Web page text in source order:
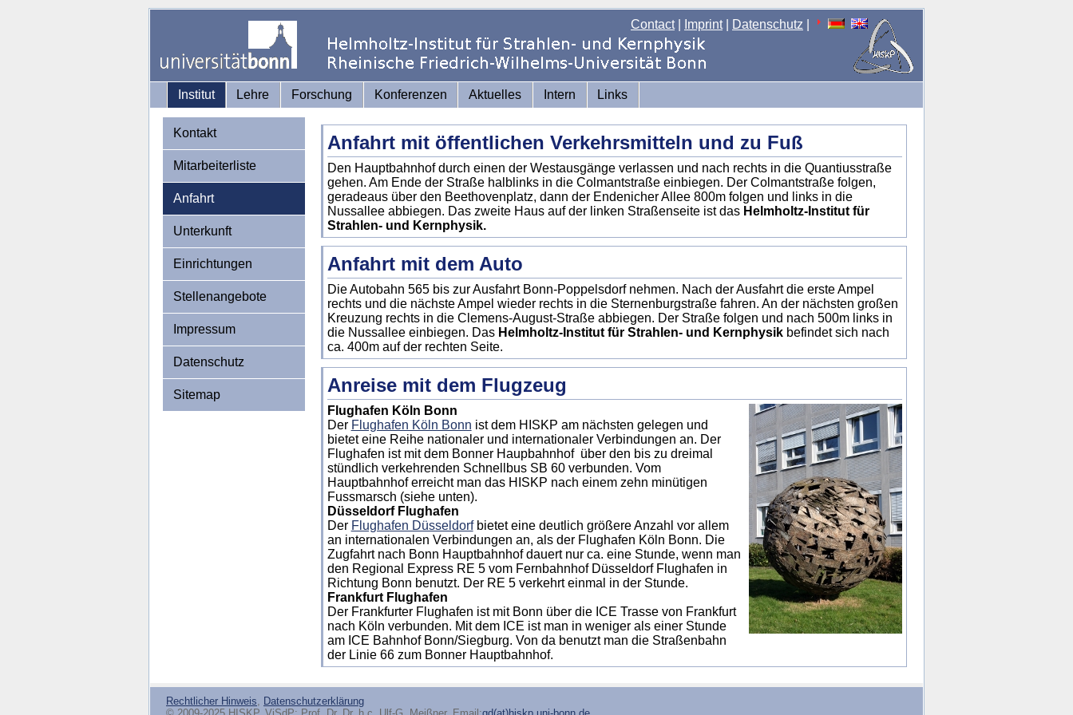
Contact| Imprint| Datenschutz
Institut Lehre Forschung Konferenzen Aktuelles Intern Links
Kontakt
Mitarbeiterliste
Anfahrt
Unterkunft
Einrichtungen
Stellenangebote
Impressum
Datenschutz
Sitemap
Anfahrt mit öffentlichen Verkehrsmitteln und zu Fuß
Den Hauptbahnhof durch einen der Westausgänge verlassen und nach rechts in die Quantiusstraße
gehen. Am Ende der Straße halblinks in die Colmantstraße einbiegen. Der Colmantstraße folgen,
geradeaus über den Beethovenplatz, dann der Endenicher Allee 800m folgen und links in die
Nussallee abbiegen. Das zweite Haus auf der linken Straßenseite ist das Helmholtz-Institut für
Strahlen- und Kernphysik.
Anfahrt mit dem Auto
Die Autobahn 565 bis zur Ausfahrt Bonn-Poppelsdorf nehmen. Nach der Ausfahrt die erste Ampel
rechts und die nächste Ampel wieder rechts in die Sternenburgstraße fahren. An der nächsten großen
Kreuzung rechts in die Clemens-August-Straße abbiegen. Der Straße folgen und nach 500m links in
die Nussallee einbiegen. Das Helmholtz-Institut für Strahlen- und Kernphysikbefindet sich nach
ca. 400m auf der rechten Seite.
Anreise mit dem Flugzeug
Flughafen Köln Bonn
Der Flughafen Köln Bonn ist dem HISKP am nächsten gelegen und
bietet eine Reihe nationaler und internationaler Verbindungen an. Der
Flughafen ist mit dem Bonner Haupbahnhof über den bis zu dreimal
stündlich verkehrenden Schnellbus SB 60 verbunden. Vom
Hauptbahnhof erreicht man das HISKP nach einem zehn minütigen
Fussmarsch (siehe unten).
Düsseldorf Flughafen
Der Flughafen Düsseldorfbietet eine deutlich größere Anzahl vor allem
an internationalen Verbindungen an, als der Flughafen Köln Bonn. Die
Zugfahrt nach Bonn Hauptbahnhof dauert nur ca. eine Stunde, wenn man
den Regional Express RE 5 vom Fernbahnhof Düsseldorf Flughafen in
Richtung Bonn benutzt. Der RE 5 verkehrt einmal in der Stunde.
Frankfurt Flughafen
Der Frankfurter Flughafen ist mit Bonn über die ICE Trasse von Frankfurt
nach Köln verbunden. Mit dem ICE ist man in weniger als einer Stunde
am ICE Bahnhof Bonn/Siegburg. Von da benutzt man die Straßenbahn
der Linie 66 zum Bonner Hauptbahnhof.
Rechtlicher Hinweis, Datenschutzerklärung